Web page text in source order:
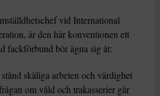
vid International
är den här konventionen ett
fackförbund bör ägna sig åt:
skäliga arbeten och värdighet
om våld och trakasserier går